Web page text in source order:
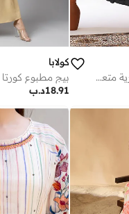
فستان بنقاط سويسرية متعددة الطبقات
كولابا
بيج مطبوع
د.ب18.91